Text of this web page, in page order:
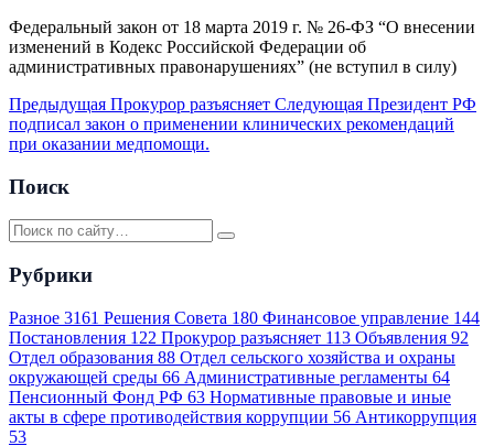
Федеральный закон от 18 марта 2019 г. № 26-ФЗ “О внесении
изменений в Кодекс Российской Федерации об
административных правонарушениях” (не вступил в силу)
Предыдущая Прокурор разъясняет Следующая Президент РФ
подписал закон о применении клинических рекомендаций
при оказании медпомощи.
Поиск
Рубрики
Разное 3161 Решения Совета 180 Финансовое управление 144
Постановления 122 Прокурор разъясняет 113 Объявления 92
Отдел образования 88 Отдел сельского хозяйства и охраны
окружающей среды 66 Административные регламенты 64
Пенсионный Фонд РФ 63 Нормативные правовые и иные
акты в сфере противодействия коррупции 56 Антикоррупция
53